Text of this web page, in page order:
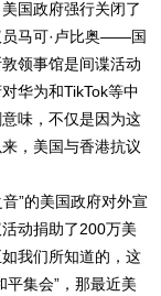
国政府强行关闭了
员马可·卢比奥——国
领事馆是间谍活动
华为和TikTok等中
味，不仅是因为这
，美国与香港抗议
”的美国政府对外宣
动捐助了200万美
我们所知道的，这
集会”，那最近美